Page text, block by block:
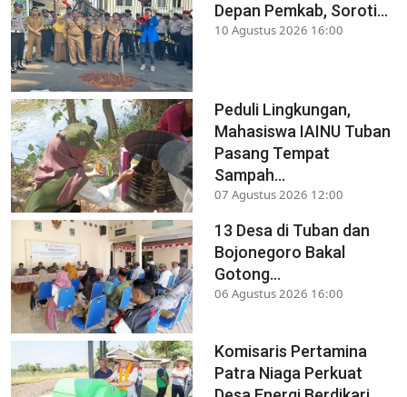
Depan Pemkab, Soroti...
10 Agustus 2026 16:00
Peduli Lingkungan,
Mahasiswa IAINU Tuban
Pasang Tempat
Sampah...
07 Agustus 2026 12:00
13 Desa di Tuban dan
Bojonegoro Bakal
Gotong...
06 Agustus 2026 16:00
Komisaris Pertamina
Patra Niaga Perkuat